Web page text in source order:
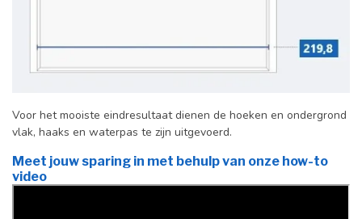
Voor het mooiste eindresultaat dienen de hoeken en ondergrond
vlak, haaks en waterpas te zijn uitgevoerd.
Meet jouw sparing in met behulp van onze how-to
video